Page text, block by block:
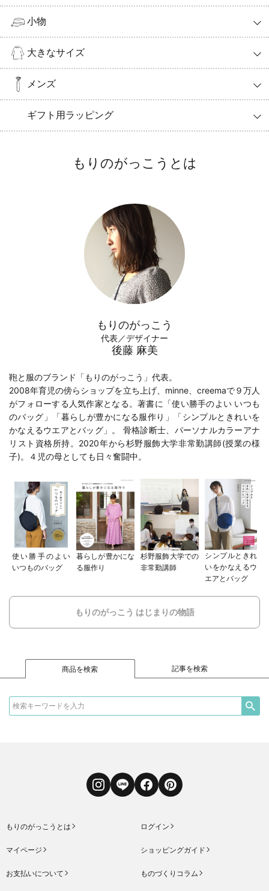
小物
大きなサイズ
メンズ
ギフト用ラッピング
もりのがっこうとは
もりのがっこう
代表／デザイナー
後藤 麻美
鞄と服のブランド「もりのがっこう」代表。
2008年育児の傍らショップを立ち上げ、minne、creemaで９万人
がフォローする人気作家となる。著書に「使い勝手のよい いつも
のバッグ 」「暮らしが豊かになる服作り 」「シンプルときれいを
かなえるウエアとバッグ 」。 骨格診断士、パーソナルカラーアナ
リスト資格所持。2020年から杉野服飾大学非常勤講師(授業の様
子)。４児の母としても日々奮闘中。
使い勝手のよい
いつものバッグ
暮らしが豊かにな
る服作り
杉野服飾大学での
非常勤講師
シンプルときれ
いをかなえるウ
エアとバッグ
もりのがっこう はじまりの物語
商品を検索 記事を検索
InstagramLINE FacebookPinterest
もりのがっこうとは ログイン
マイページ ショッピングガイド
お支払いについて ものづくりコラム